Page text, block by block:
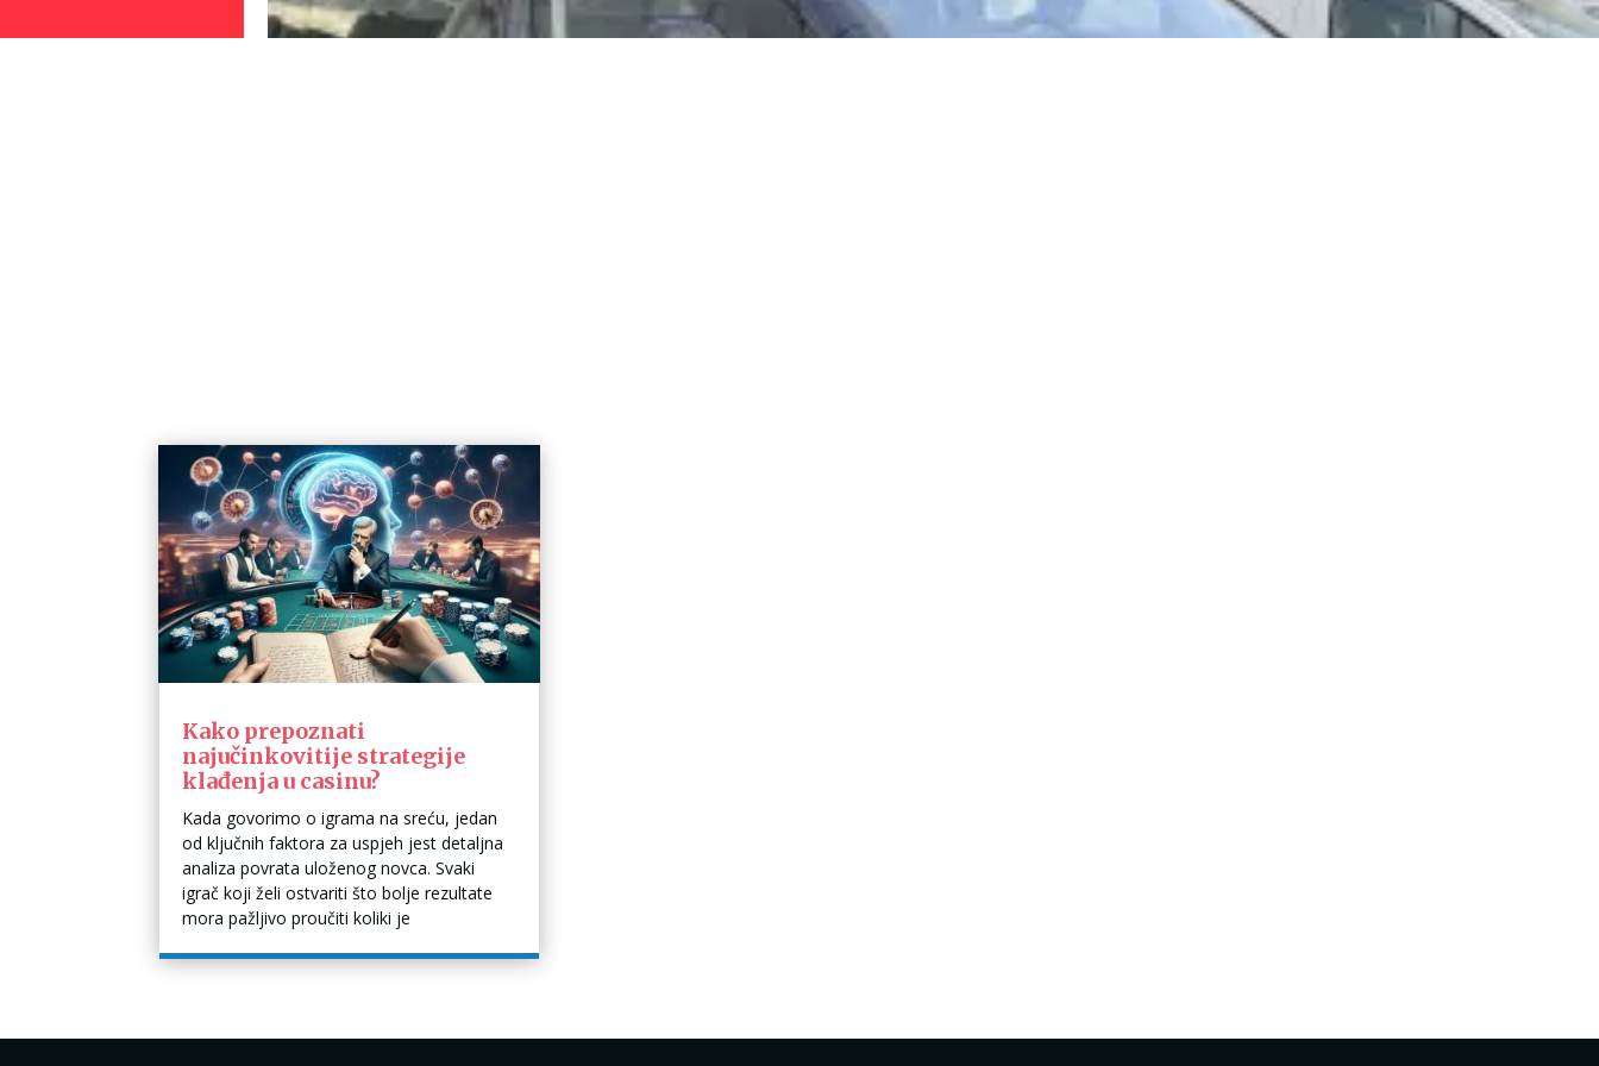
Kako prepoznati
najučinkovitije strategije
klađenja u casinu?
Kada govorimo o igrama na sreću, jedan
od ključnih faktora za uspjeh jest detaljna
analiza povrata uloženog novca. Svaki
igrač koji želi ostvariti što bolje rezultate
mora pažljivo proučiti koliki je